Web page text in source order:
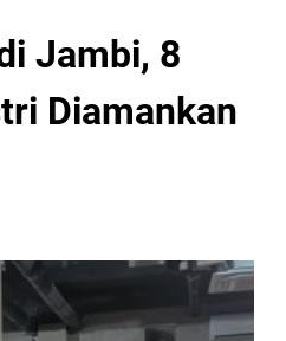
Jambi, 8
Diamankan